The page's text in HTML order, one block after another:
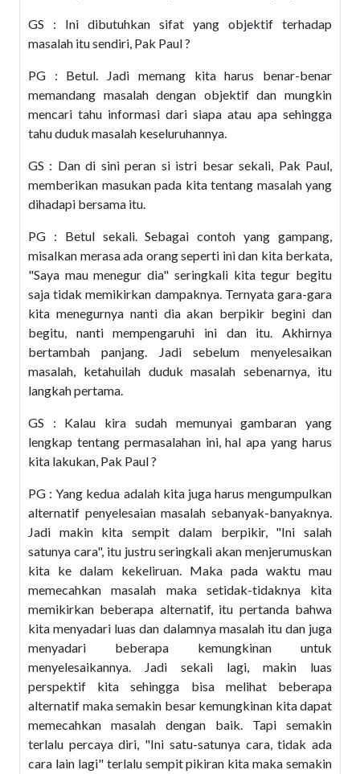
GS : Ini dibutuhkan sifat yang objektif terhadap
masalah itu sendiri, Pak Paul ?
PG : Betul. Jadi memang kita harus benar-benar
memandang masalah dengan objektif dan mungkin
mencari tahu informasi dari siapa atau apa sehingga
tahu duduk masalah keseluruhannya.
GS : Dan di sini peran si istri besar sekali, Pak Paul,
memberikan masukan pada kita tentang masalah yang
dihadapi bersama itu.
PG : Betul sekali. Sebagai contoh yang gampang,
misalkan merasa ada orang seperti ini dan kita berkata,
"Saya mau menegur dia" seringkali kita tegur begitu
saja tidak memikirkan dampaknya. Ternyata gara-gara
kita menegurnya nanti dia akan berpikir begini dan
begitu, nanti mempengaruhi ini dan itu. Akhirnya
bertambah panjang. Jadi sebelum menyelesaikan
masalah, ketahuilah duduk masalah sebenarnya, itu
langkah pertama.
GS : Kalau kira sudah memunyai gambaran yang
lengkap tentang permasalahan ini, hal apa yang harus
kita lakukan, Pak Paul ?
PG : Yang kedua adalah kita juga harus mengumpulkan
alternatif penyelesaian masalah sebanyak-banyaknya.
Jadi makin kita sempit dalam berpikir, "Ini salah
satunya cara", itu justru seringkali akan menjerumuskan
kita ke dalam kekeliruan. Maka pada waktu mau
memecahkan masalah maka setidak-tidaknya kita
memikirkan beberapa alternatif, itu pertanda bahwa
kita menyadari luas dan dalamnya masalah itu dan juga
menyadari beberapa kemungkinan untuk
menyelesaikannya. Jadi sekali lagi, makin luas
perspektif kita sehingga bisa melihat beberapa
alternatif maka semakin besar kemungkinan kita dapat
memecahkan masalah dengan baik. Tapi semakin
terlalu percaya diri, "Ini satu-satunya cara, tidak ada
cara lain lagi" terlalu sempit pikiran kita maka semakin